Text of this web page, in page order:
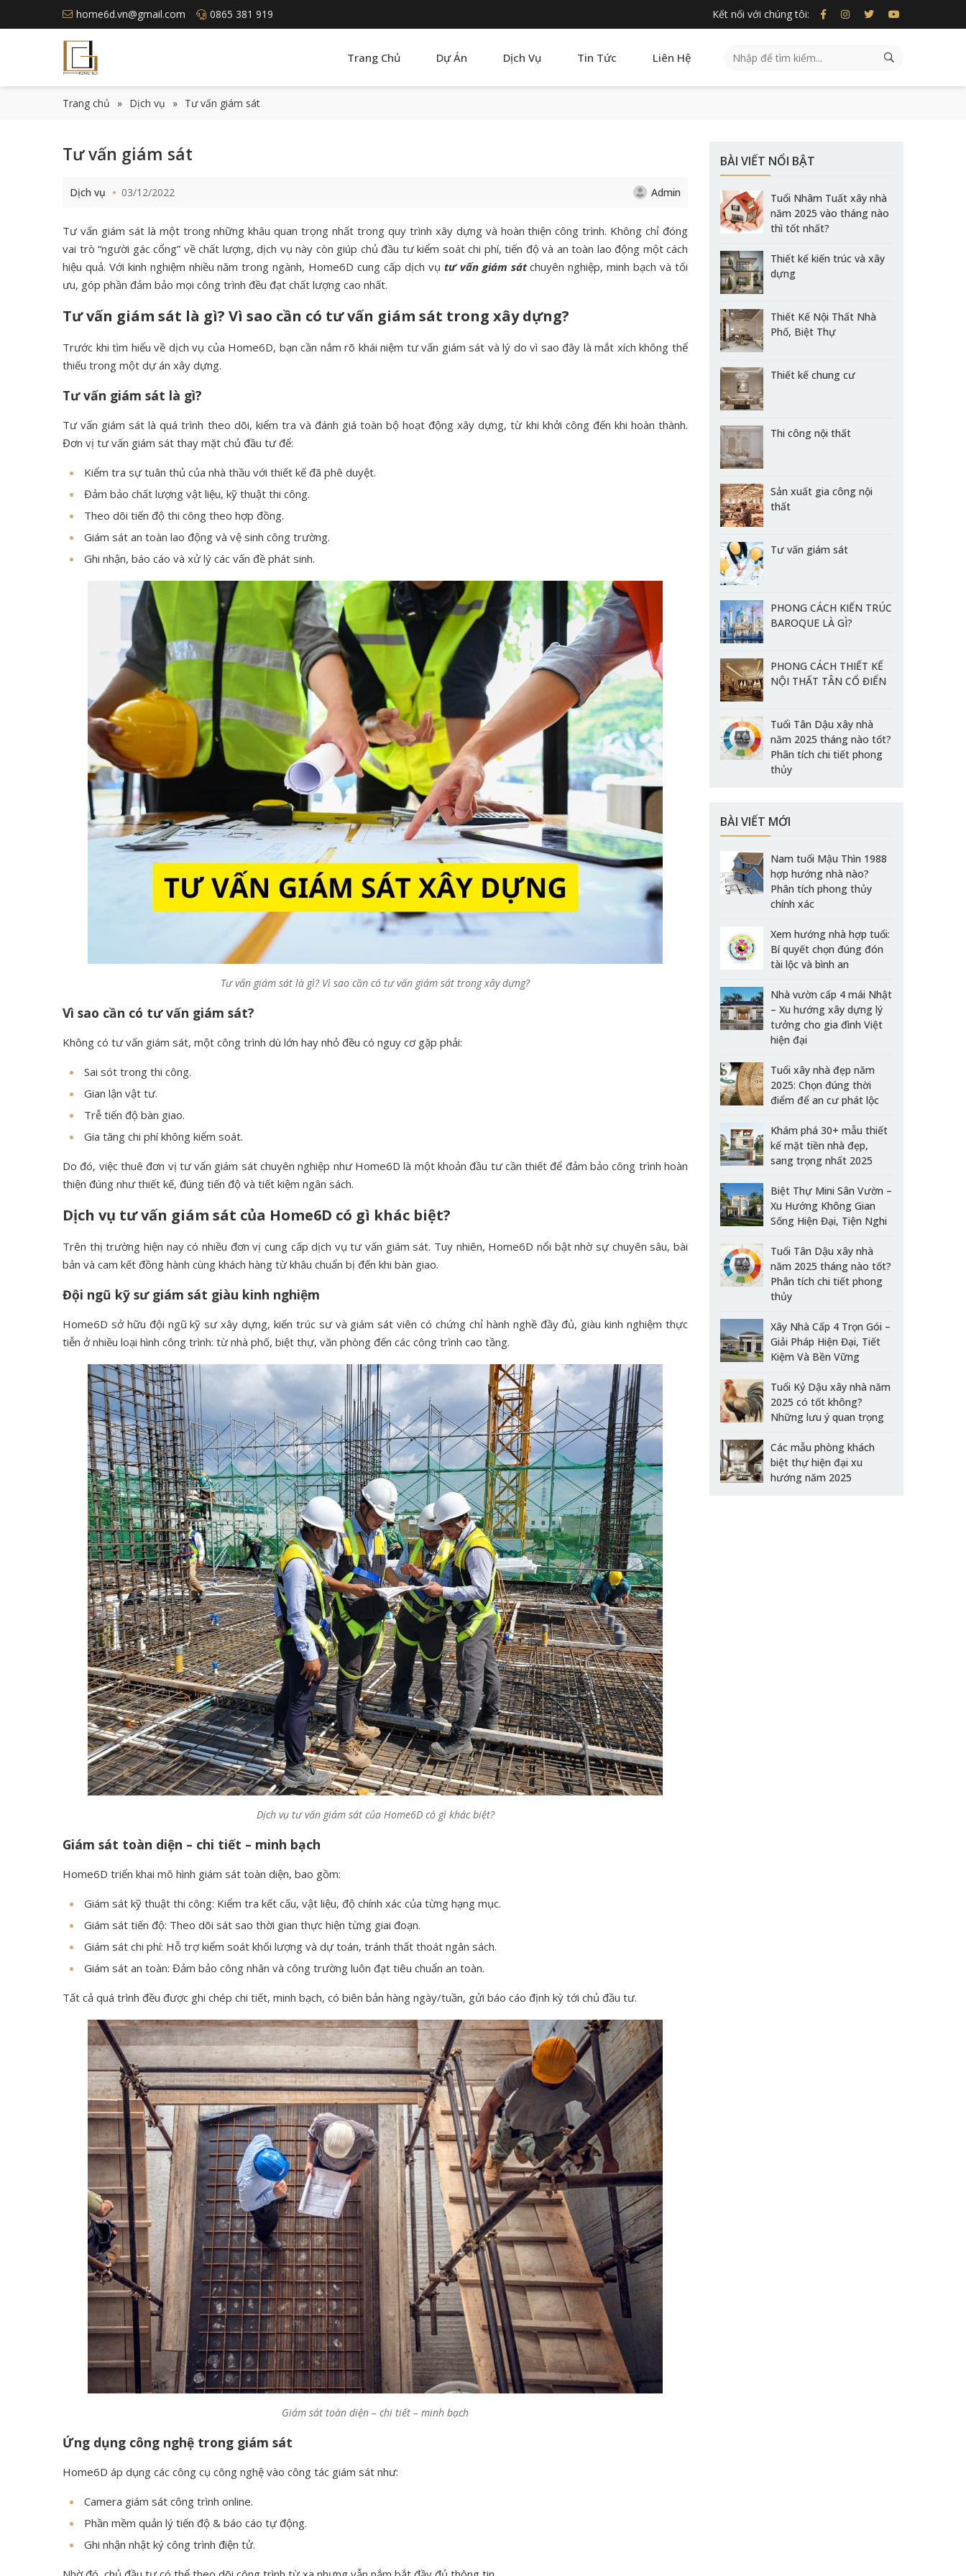
home6d.vn@gmail.com 0865 381 919 Kết nối với chúng tôi:
Trang Chủ Dự Án Dịch Vụ Tin Tức Liên Hệ
Trang chủ » Dịch vụ » Tư vấn giám sát
Tư vấn giám sát
Dịch vụ 03/12/2022 Admin
Tư vấn giám sát là một trong những khâu quan trọng nhất trong quy trình xây dựng và hoàn thiện công trình. Không chỉ đóng
vai trò “người gác cổng” về chất lượng, dịch vụ này còn giúp chủ đầu tư kiểm soát chi phí, tiến độ và an toàn lao động một cách
hiệu quả. Với kinh nghiệm nhiều năm trong ngành, Home6D cung cấp dịch vụ tư vấn giám sátchuyên nghiệp, minh bạch và tối
ưu, góp phần đảm bảo mọi công trình đều đạt chất lượng cao nhất.
Tư vấn giám sát là gì? Vì sao cần có tư vấn giám sát trong xây dựng?
Trước khi tìm hiểu về dịch vụ của Home6D, bạn cần nắm rõ khái niệm tư vấn giám sát và lý do vì sao đây là mắt xích không thể
thiếu trong một dự án xây dựng.
Tư vấn giám sát là gì?
Tư vấn giám sát là quá trình theo dõi, kiểm tra và đánh giá toàn bộ hoạt động xây dựng, từ khi khởi công đến khi hoàn thành.
Đơn vị tư vấn giám sát thay mặt chủ đầu tư để:
Kiểm tra sự tuân thủ của nhà thầu với thiết kế đã phê duyệt.
Đảm bảo chất lượng vật liệu, kỹ thuật thi công.
Theo dõi tiến độ thi công theo hợp đồng.
Giám sát an toàn lao động và vệ sinh công trường.
Ghi nhận, báo cáo và xử lý các vấn đề phát sinh.
Tư vấn giám sát là gì? Vì sao cần có tư vấn giám sát trong xây dựng?
Vì sao cần có tư vấn giám sát?
Không có tư vấn giám sát, một công trình dù lớn hay nhỏ đều có nguy cơ gặp phải:
Sai sót trong thi công.
Gian lận vật tư.
Trễ tiến độ bàn giao.
Gia tăng chi phí không kiểm soát.
Do đó, việc thuê đơn vị tư vấn giám sát chuyên nghiệp như Home6D là một khoản đầu tư cần thiết để đảm bảo công trình hoàn
thiện đúng như thiết kế, đúng tiến độ và tiết kiệm ngân sách.
Dịch vụ tư vấn giám sát của Home6D có gì khác biệt?
Trên thị trường hiện nay có nhiều đơn vị cung cấp dịch vụ tư vấn giám sát. Tuy nhiên, Home6D nổi bật nhờ sự chuyên sâu, bài
bản và cam kết đồng hành cùng khách hàng từ khâu chuẩn bị đến khi bàn giao.
Đội ngũ kỹ sư giám sát giàu kinh nghiệm
Home6D sở hữu đội ngũ kỹ sư xây dựng, kiến trúc sư và giám sát viên có chứng chỉ hành nghề đầy đủ, giàu kinh nghiệm thực
tiễn ở nhiều loại hình công trình: từ nhà phố, biệt thự, văn phòng đến các công trình cao tầng.
Dịch vụ tư vấn giám sát của Home6D có gì khác biệt?
Giám sát toàn diện – chi tiết – minh bạch
Home6D triển khai mô hình giám sát toàn diện, bao gồm:
Giám sát kỹ thuật thi công: Kiểm tra kết cấu, vật liệu, độ chính xác của từng hạng mục.
Giám sát tiến độ: Theo dõi sát sao thời gian thực hiện từng giai đoạn.
Giám sát chi phí: Hỗ trợ kiểm soát khối lượng và dự toán, tránh thất thoát ngân sách.
Giám sát an toàn: Đảm bảo công nhân và công trường luôn đạt tiêu chuẩn an toàn.
Tất cả quá trình đều được ghi chép chi tiết, minh bạch, có biên bản hàng ngày/tuần, gửi báo cáo định kỳ tới chủ đầu tư.
Giám sát toàn diện – chi tiết – minh bạch
Ứng dụng công nghệ trong giám sát
Home6D áp dụng các công cụ công nghệ vào công tác giám sát như:
Camera giám sát công trình online.
Phần mềm quản lý tiến độ & báo cáo tự động.
Ghi nhận nhật ký công trình điện tử.
BÀI VIẾT NỔI BẬT
Tuổi Nhâm Tuất xây nhà
năm 2025 vào tháng nào
thì tốt nhất?
Thiết kế kiến trúc và xây
dựng
Thiết Kế Nội Thất Nhà
Phố, Biệt Thự
Thiết kế chung cư
Thi công nội thất
Sản xuất gia công nội
thất
Tư vấn giám sát
PHONG CÁCH KIẾN TRÚC
BAROQUE LÀ GÌ?
PHONG CÁCH THIẾT KẾ
NỘI THẤT TÂN CỔ ĐIỂN
Tuổi Tân Dậu xây nhà
năm 2025 tháng nào tốt?
Phân tích chi tiết phong
thủy
BÀI VIẾT MỚI
Nam tuổi Mậu Thìn 1988
hợp hướng nhà nào?
Phân tích phong thủy
chính xác
Xem hướng nhà hợp tuổi:
Bí quyết chọn đúng đón
tài lộc và bình an
Nhà vườn cấp 4 mái Nhật
– Xu hướng xây dựng lý
tưởng cho gia đình Việt
hiện đại
Tuổi xây nhà đẹp năm
2025: Chọn đúng thời
điểm để an cư phát lộc
Khám phá 30+ mẫu thiết
kế mặt tiền nhà đẹp,
sang trọng nhất 2025
Biệt Thự Mini Sân Vườn –
Xu Hướng Không Gian
Sống Hiện Đại, Tiện Nghi
Tuổi Tân Dậu xây nhà
năm 2025 tháng nào tốt?
Phân tích chi tiết phong
thủy
Xây Nhà Cấp 4 Trọn Gói –
Giải Pháp Hiện Đại, Tiết
Kiệm Và Bền Vững
Tuổi Kỷ Dậu xây nhà năm
2025 có tốt không?
Những lưu ý quan trọng
Các mẫu phòng khách
biệt thự hiện đại xu
hướng năm 2025